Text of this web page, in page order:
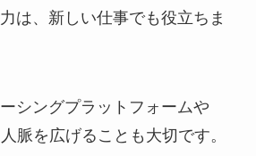
は、新しい仕事でも役立ちま
シングプラットフォームや
脈を広げることも大切です。